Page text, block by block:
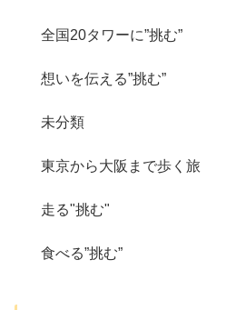
全国20タワーに”挑む”
想いを伝える”挑む”
未分類
東京から大阪まで歩く旅
走る"挑む"
食べる”挑む”